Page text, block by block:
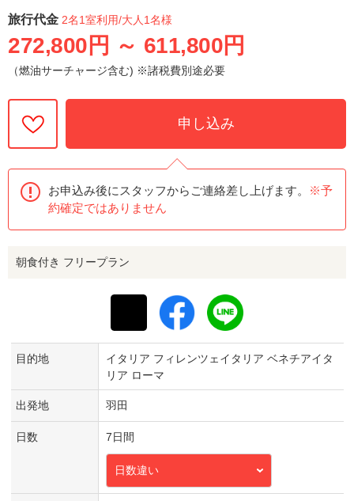
旅行代金 2名1室利用/大人1名様
272,800円 ～ 611,800円
（燃油サーチャージ含む) ※諸税費別途必要
申し込み
お申込み後にスタッフからご連絡差し上げます。
※予
約確定ではありません
朝食付き フリープラン
目的地
イタリア フィレンツェイタリア ベネチアイタ
リア ローマ
出発地 羽田
日数 7日間
日数違い